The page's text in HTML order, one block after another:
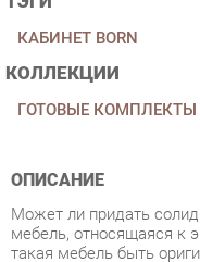
КОЛЛЕКЦИИ
ГОТОВЫЕ КОМПЛЕКТЫ
ОПИСАНИЕ
такая мебель быть
служить долгие годы, не
вида Да, может, если это